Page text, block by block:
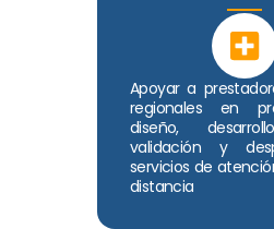
Apoyar a
regionales en
diseño,
validación y
servicios de
distancia